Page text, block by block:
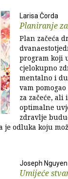
Larisa Čorda
Planiranje
Plan začeća
program koji
cjelokupno
mentalno i
vam
za začeće, ali
optimalne
zdravlje
odluka koju
Joseph Nguyen
Umijeće